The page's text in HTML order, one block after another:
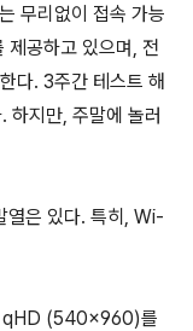
무리없이 접속 가능
제공하고 있으며, 전
다. 3주간 테스트 해
하지만, 주말에 놀러
열은 있다. 특히, Wi-
qHD (540x960)를